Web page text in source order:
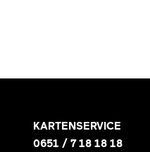
KARTENSERVICE
0651 / 7 18 18 18